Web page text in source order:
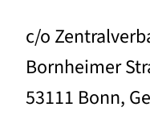
c/o
Bornheimer
53111 Bonn,